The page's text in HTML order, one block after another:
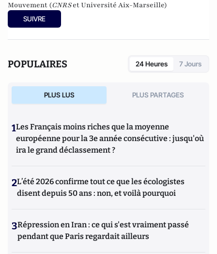
Mouvement (CNRSet Université Aix-Marseille)
SUIVRE
POPULAIRES 24 Heures 7 Jours
PLUS LUS PLUS PARTAGES
1Les Français moins riches que la moyenne
européenne pour la 3e année consécutive : jusqu'où
ira le grand déclassement ?
2L’été 2026 confirme tout ce que les écologistes
disent depuis 50 ans : non, et voilà pourquoi
3Répression en Iran : ce qui s'est vraiment passé
pendant que Paris regardait ailleurs